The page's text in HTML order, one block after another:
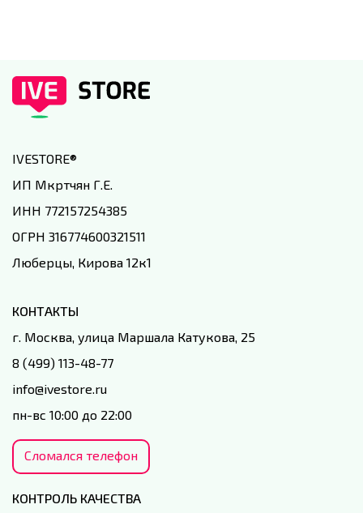
IVESTORE®
ИП Мкртчян Г.Е.
ИНН 772157254385
ОГРН 316774600321511
Люберцы, Кирова 12к1
КОНТАКТЫ
г. Москва, улица Маршала Катукова, 25
8 (499) 113-48-77
info@ivestore.ru
пн-вс 10:00 до 22:00
Сломался телефон
КОНТРОЛЬ КАЧЕСТВА